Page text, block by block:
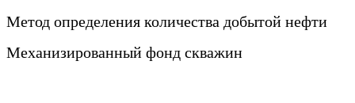
Метод определения количества добытой нефти
Механизированный фонд скважин